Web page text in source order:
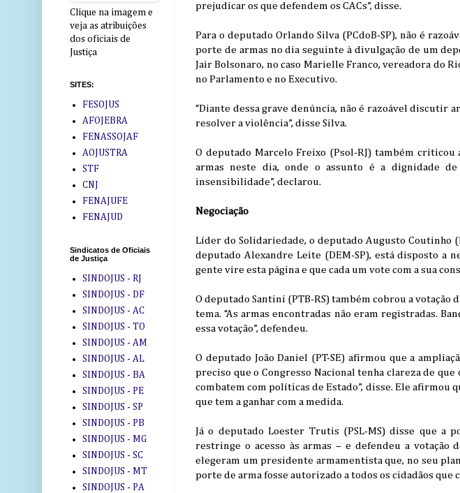
prejudicar os que defendem os CACs”, disse.
Para o deputado Orlando Silva (PCdoB-SP), não é
porte de armas no dia seguinte à divulgação de um
Jair Bolsonaro, no caso Marielle Franco, vereadora do
no Parlamento e no Executivo.
“Diante dessa grave denúncia, não é razoável discutir
resolver a violência”, disse Silva.
O deputado Marcelo Freixo (Psol-RJ) também criticou
armas neste dia, onde o assunto é a dignidade
insensibilidade”, declarou.
Negociação
Líder do Solidariedade, o deputado Augusto Coutinho
deputado Alexandre Leite (DEM-SP), está disposto a
gente vire esta página e que cada um vote com a sua
O deputado Santini (PTB-RS) também cobrou a votação
tema. “As armas encontradas não eram registradas.
essa votação”, defendeu.
O deputado João Daniel (PT-SE) afirmou que a
preciso que o Congresso Nacional tenha clareza de
combatem com políticas de Estado”, disse. Ele
que tem a ganhar com a medida.
Já o deputado Loester Trutis (PSL-MS) disse que a
restringe o acesso às armas – e defendeu a
elegeram um presidente armamentista que, no seu
porte de arma fosse autorizado a todos os cidadãos
Clique na imagem e
veja as atribuições
dos oficiais de
Justiça
SITES:
FESOJUS
AFOJEBRA
FENASSOJAF
AOJUSTRA
STF
CNJ
FENAJUFE
FENAJUD
Sindicatos de Oficiais
de Justiça
SINDOJUS - RJ
SINDOJUS - DF
SINDOJUS - AC
SINDOJUS - TO
SINDOJUS - AM
SINDOJUS - AL
SINDOJUS - BA
SINDOJUS - PE
SINDOJUS - SP
SINDOJUS - PB
SINDOJUS - MG
SINDOJUS - SC
SINDOJUS - MT
SINDOJUS - PA